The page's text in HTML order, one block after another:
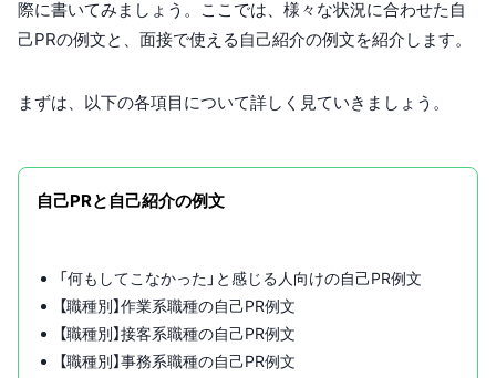
際に書いてみましょう。ここでは、様々な状況に合わせた自
己PRの例文と、面接で使える自己紹介の例文を紹介します。
まずは、以下の各項目について詳しく見ていきましょう。
自己PRと自己紹介の例文
「何もしてこなかった」と感じる人向けの自己PR例文
【職種別】作業系職種の自己PR例文
【職種別】接客系職種の自己PR例文
【職種別】事務系職種の自己PR例文